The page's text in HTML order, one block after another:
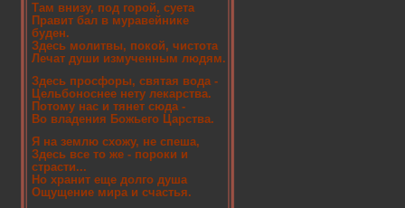
Там внизу, под горой, суета
Правит бал в муравейнике
буден.
Здесь молитвы, покой, чистота
Лечат души измученным людям.
Здесь просфоры, святая вода -
Цельбоноснее нету лекарства.
Потому нас и тянет сюда -
Во владения Божьего Царства.
Я на землю схожу, не спеша,
Здесь все то же - пороки и
страсти...
Но хранит еще долго душа
Ощущение мира и счастья.